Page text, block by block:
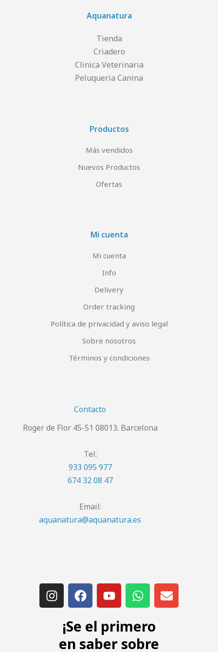
Aquanatura
Tienda
Criadero
Clinica Veterinaria
Peluqueria Canina
Productos
Más vendidos
Nuevos Productos
Ofertas
Mi cuenta
Mi cuenta
Info
Delivery
Order tracking
Política de privacidad y aviso legal
Sobre nosotros
Términos y condiciones
Contacto
Roger de Flor 45-51 08013. Barcelona
Tel:
933 095 977
674 32 08 47
Email:
aquanatura@aquanatura.es
¡Se el primero
en saber sobre